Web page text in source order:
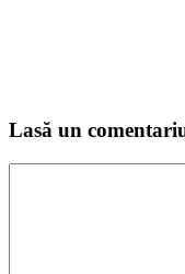
Lasă un